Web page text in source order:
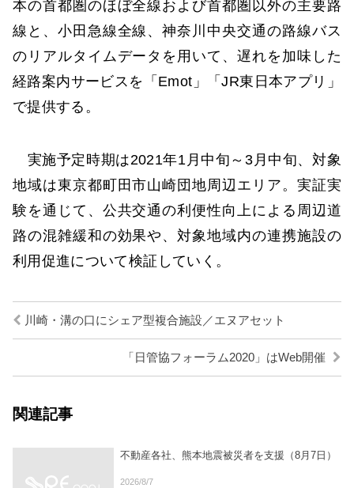
本の首都圏のほぼ全線および首都圏以外の主要路
線と、小田急線全線、神奈川中央交通の路線バス
のリアルタイムデータを用いて、遅れを加味した
経路案内サービスを「Emot」「JR東日本アプリ」
で提供する。
実施予定時期は2021年1月中旬～3月中旬、対象
地域は東京都町田市山崎団地周辺エリア。実証実
験を通じて、公共交通の利便性向上による周辺道
路の混雑緩和の効果や、対象地域内の連携施設の
利用促進について検証していく。
川崎・溝の口にシェア型複合施設／エヌアセット
「日管協フォーラム2020」はWeb開催
関連記事
不動産各社、熊本地震被災者を支援（8月7日）
2026/8/7